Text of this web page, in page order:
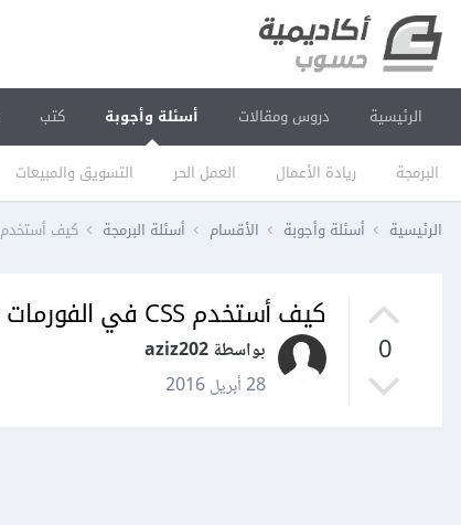
الرئيسية دروس ومقالات أسئلة وأجوبة
البرمجة ريادة الأعمال العمل الحر التسويق والمبيعات
كتب
الرئيسية أسئلة وأجوبة الأقسام أسئلة البرمجة كيف أستخدم CSS في الفورمات ضمن برنامج دريم ويفر؟
0
كيف أستخدم CSS في الفورمات ضمن برنامج دريم ويفر؟
بواسطة aziz202
28 أبريل 2016